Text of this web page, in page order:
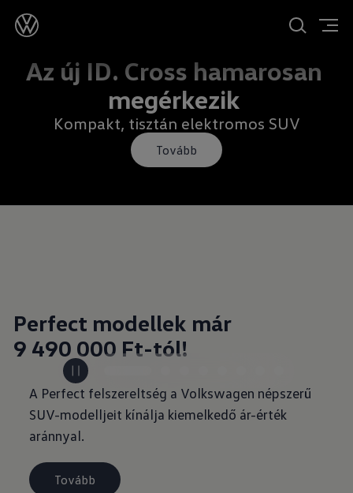
T-Cross már 6 990 000 Ft-
tól!
Kis helyet kér, nagy szabadságot ad
Tovább
Perfect modellek már
9 490 000 Ft-tól!
A Perfect felszereltség a Volkswagen népszerű
SUV-modelljeit kínálja kiemelkedő ár-érték
aránnyal.
Tovább